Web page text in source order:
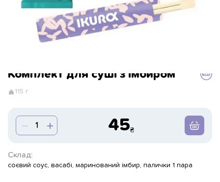
Комплект для суші з імбиром
115 г
45
Склад:
соєвий соус, васабі, маринований імбир, палички 1 пара